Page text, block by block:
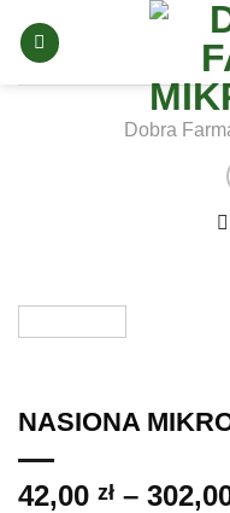
Dobra
NASIONA
42,00 zł –